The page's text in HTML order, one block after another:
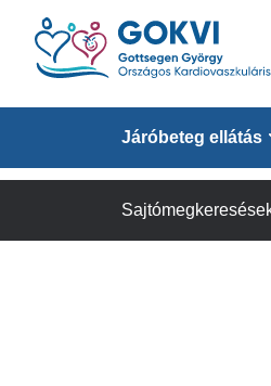
Ugrás
tartalomra
menu
Járóbeteg ellátás
Járóbeteg